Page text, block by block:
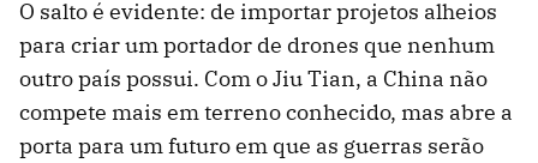
O salto é evidente: de importar projetos alheios
para criar um portador de drones que nenhum
outro país possui. Com o Jiu Tian, a China não
compete mais em terreno conhecido, mas abre a
porta para um futuro em que as guerras serão